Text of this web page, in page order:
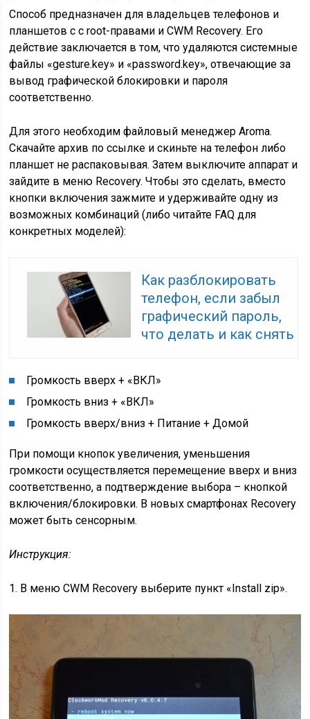
Способ предназначен для владельцев телефонов и
планшетов с с root-правами и CWM Recovery. Его
действие заключается в том, что удаляются системные
файлы «gesture.key» и «password.key», отвечающие за
вывод графической блокировки и пароля
соответственно.
Для этого необходим файловый менеджер Aroma.
Скачайте архив по ссылке и скиньте на телефон либо
планшет не распаковывая. Затем выключите аппарат и
зайдите в меню Recovery. Чтобы это сделать, вместо
кнопки включения зажмите и удерживайте одну из
возможных комбинаций (либо читайте FAQ для
конкретных моделей):
Как разблокировать
телефон, если забыл
графический пароль,
что делать и как снять
Громкость вверх + «ВКЛ»
Громкость вниз + «ВКЛ»
Громкость вверх/вниз + Питание + Домой
При помощи кнопок увеличения, уменьшения
громкости осуществляется перемещение вверх и вниз
соответственно, а подтверждение выбора – кнопкой
включения/блокировки. В новых смартфонах Recovery
может быть сенсорным.
Инструкция:
1. В меню CWM Recovery выберите пункт «Install zip».